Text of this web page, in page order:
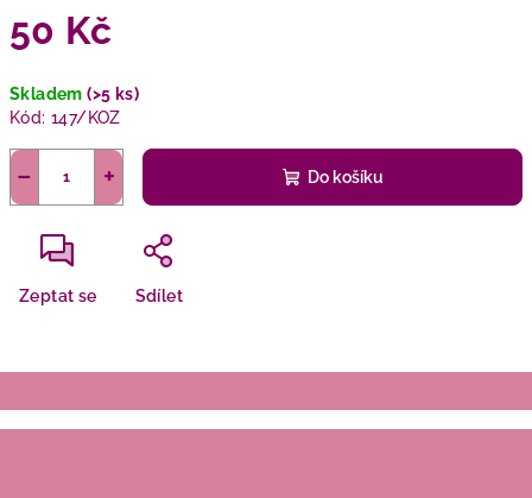
50 Kč
cena:
Skladem(>5 ks)
Kód: 147/KOZ
+
− Do košíku
Zeptat se Sdílet